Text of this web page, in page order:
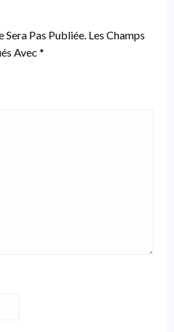
Pas Publiée. Les Champs
Avec *